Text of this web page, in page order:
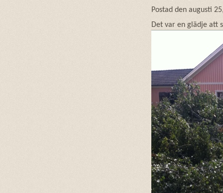
Postad den augusti
Det var en glädje att